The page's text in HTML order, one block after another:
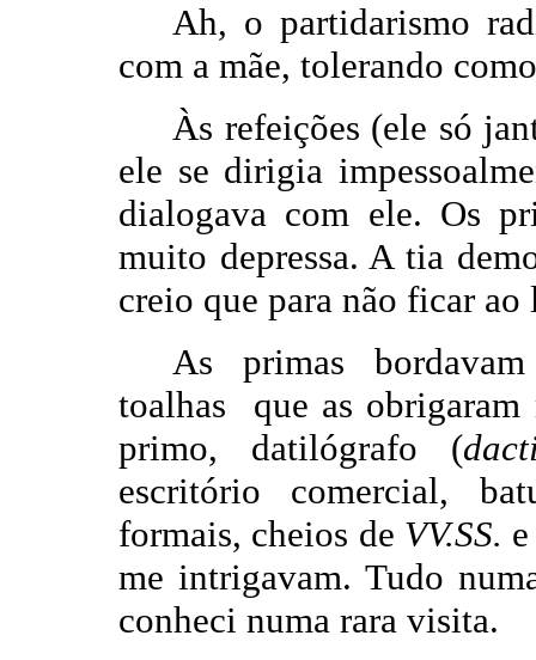
Ah, o partidarismo
com a mãe, tolerando
Às refeições (ele só
ele se dirigia
dialogava com ele. Os
muito depressa. A tia
creio que para não ficar ao
As primas
toalhas que as
primo, datilógrafo (
escritório comercial,
formais, cheios de VV.SS.
me intrigavam. Tudo
conheci numa rara visita.